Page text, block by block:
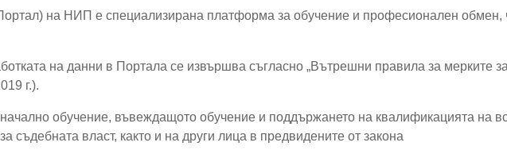
на НИП е специализирана платформа за обучение и професионален обмен,
на данни в Портала се извършва съгласно „Вътрешни правила за мерките
г.).
обучение, въвеждащото обучение и поддържането на квалификацията на
съдебната власт, както и на други лица в предвидените от закона